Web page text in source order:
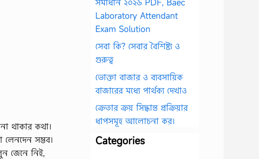
থাকার কথা।
লেনদেন সম্ভব।
জেনে নিই,
Laboratory Attendant
Exam Solution
সেবা কি? সেবার বৈশিষ্ট্য ও
গুরুত্ব
ভোক্তা বাজার ও ব্যবসায়িক
বাজারের মধ্যে পার্থক্য দেখাও
ক্রেতার ক্রয় সিদ্ধান্ত প্রক্রিয়ার
ধাপসমূহ আলোচনা কর।
Categories